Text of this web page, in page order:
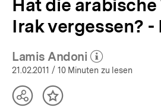
Hat die
Irak vergessen? -
Lamis Andoni
(Mehr zum Autor)
öffnen
21.02.2011 / 10 Minuten zu lesen
TeilenInhalt